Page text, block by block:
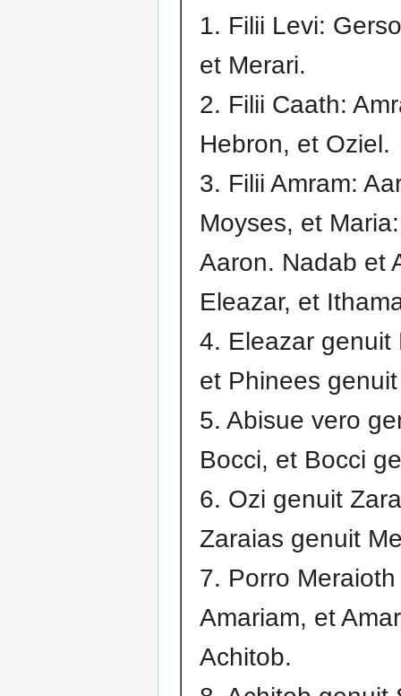
1. Filii Levi:
et Merari.
2. Filii Caath:
Hebron, et Oziel.
3. Filii Amram:
Moyses, et
Aaron. Nadab et
Eleazar, et
4. Eleazar genuit
et Phinees
5. Abisue vero
Bocci, et Bocci
6. Ozi genuit
Zaraias genuit
7. Porro
Amariam, et
Achitob.